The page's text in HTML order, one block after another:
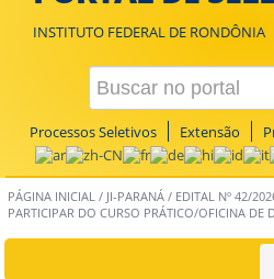
INSTITUTO FEDERAL DE RONDÔNIA
Processos Seletivos Extensão
PÁGINA INICIAL / JI-PARANÁ / EDITAL Nº 42/
PARTICIPAR DO CURSO PRÁTICO/OFICINA DE